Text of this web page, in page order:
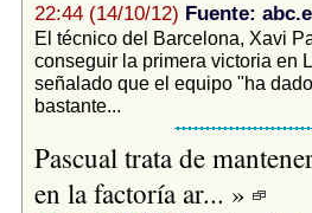
22:44 (14/10/12) Fuente:
El técnico del Barcelona, Xavi
conseguir la primera victoria en
señalado que el equipo "ha
bastante...
Pascual trata de
en la factoría ar... »